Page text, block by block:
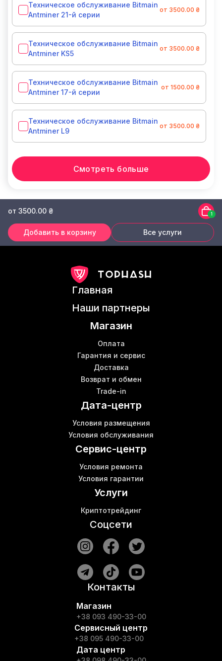
Техническое обслуживание Bitmain
Antminer 21-й серии
от 3500.00 ₴
Техническое обслуживание Bitmain
Antminer KS5
от 3500.00 ₴
Техническое обслуживание Bitmain
Antminer 17-й серии
от 1500.00 ₴
Техническое обслуживание Bitmain
Antminer L9
от 3500.00 ₴
Смотреть больше
от 3500.00 ₴ 1
Добавить в корзину Все услуги
Главная
Наши партнеры
Магазин
Оплата
Гарантия и сервис
Доставка
Возврат и обмен
Trade-in
Дата-центр
Условия размещения
Условия обслуживания
Сервис-центр
Условия ремонта
Условия гарантии
Услуги
Криптотрейдинг
Соцсети
Контакты
Магазин
+38 093 490-33-00
Сервисный центр
+38 095 490-33-00
Дата центр